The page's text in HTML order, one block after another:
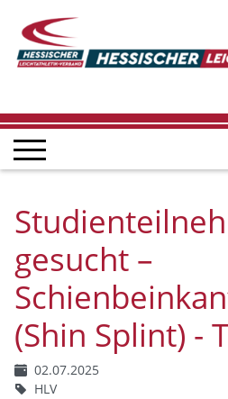
gesucht –
(Shin Splint) -
02.07.2025
HLV